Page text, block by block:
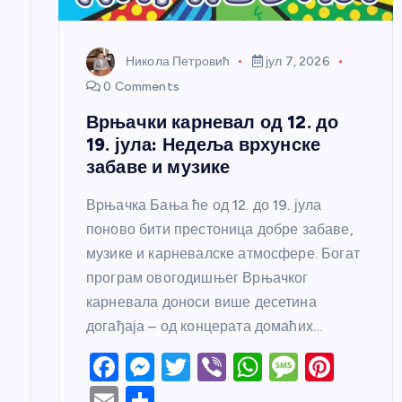
Никола Петровић
јул 7, 2026
0 Comments
Врњачки карневал од 12. до
19. јула: Недеља врхунске
забаве и музике
Врњачка Бања ће од 12. до 19. јула
поново бити престоница добре забаве,
музике и карневалске атмосфере. Богат
програм овогодишњег Врњачког
карневала доноси више десетина
догађаја – од концерата домаћих…
F
M
T
Vi W M